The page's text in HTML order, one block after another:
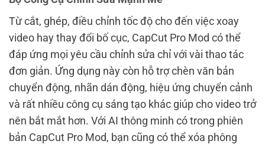
Từ cắt, ghép, điều chỉnh tốc độ cho đến việc xoay
video hay thay đổi bố cục, CapCut Pro Mod có thể
đáp ứng mọi yêu cầu chỉnh sửa chỉ với vài thao tác
đơn giản. Ứng dụng này còn hỗ trợ chèn văn bản
chuyển động, nhãn dán động, hiệu ứng chuyển cảnh
và rất nhiều công cụ sáng tạo khác giúp cho video trở
nên bắt mắt hơn. Với AI thông minh có trong phiên
bản CapCut Pro Mod, bạn cũng có thể xóa phông